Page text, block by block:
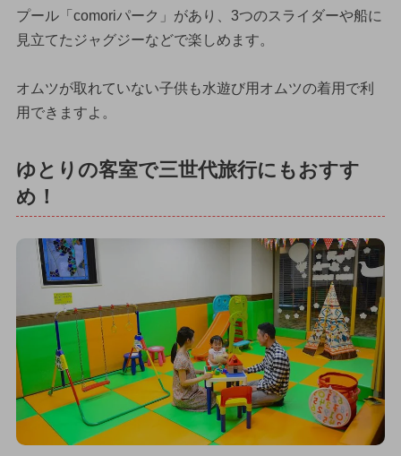
プール「comoriパーク」があり、3つのスライダーや船に
見立てたジャグジーなどで楽しめます。
オムツが取れていない子供も水遊び用オムツの着用で利
用できますよ。
ゆとりの客室で三世代旅行にもおすす
め！